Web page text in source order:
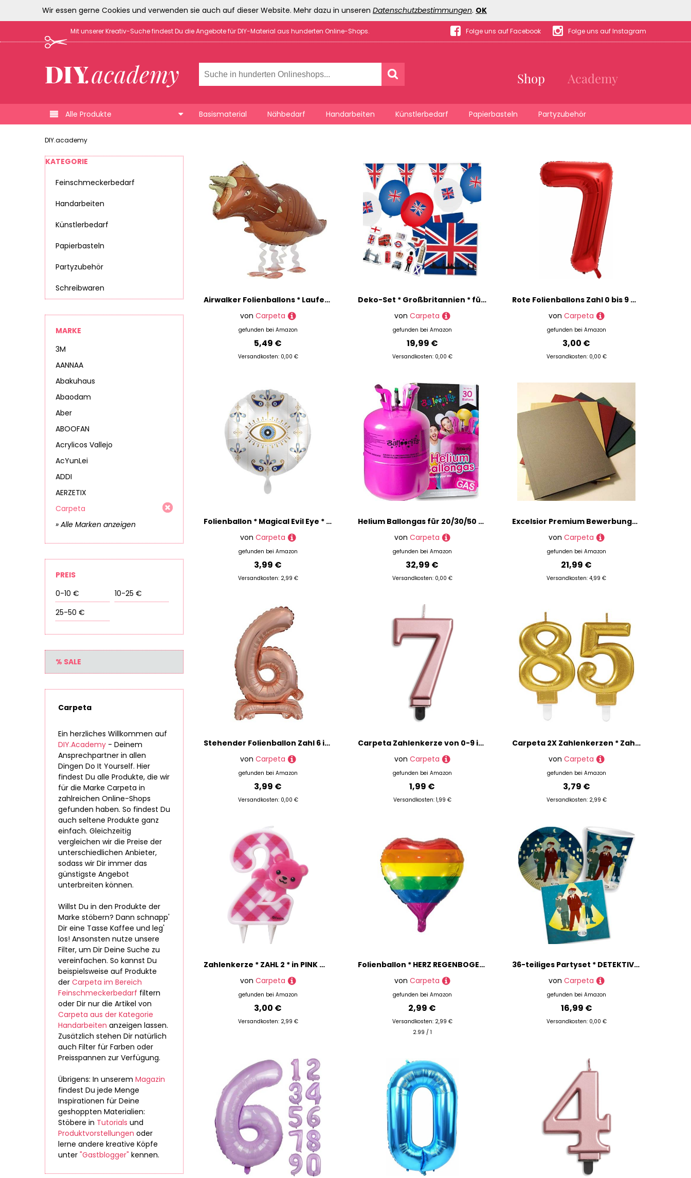
Wir essen gerne Cookies und verwenden sie auch auf dieser Website. Mehr dazu in unseren Datenschutzbestimmungen. OK
Mit unserer Kreativ-Suche findest Du die Angebote für DIY-Material aus hunderten Online-Shops. Folge uns auf Facebook Folge uns auf Instagram
Shop Academy
Alle Produkte Basismaterial Nähbedarf Handarbeiten Künstlerbedarf Papierbasteln Partyzubehör
DIY.academy
KATEGORIE
Feinschmeckerbedarf
Handarbeiten
Künstlerbedarf
Papierbasteln
Partyzubehör
Schreibwaren
MARKE
3M
AANNAA
Abakuhaus
Abaodam
Aber
ABOOFAN
Acrylicos Vallejo
AcYunLei
ADDI
AERZETIX
Carpeta
» Alle Marken anzeigen
PREIS
0-10 €
10-25 €
25-50 €
% SALE
Carpeta
Ein herzliches Willkommen auf
DIY.Academy - Deinem
Ansprechpartner in allen
Dingen Do It Yourself. Hier
findest Du alle Produkte, die wir
für die Marke Carpeta in
zahlreichen Online-Shops
gefunden haben. So findest Du
auch seltene Produkte ganz
einfach. Gleichzeitig
vergleichen wir die Preise der
unterschiedlichen Anbieter,
sodass wir Dir immer das
günstigste Angebot
unterbreiten können.
Willst Du in den Produkte der
Marke stöbern? Dann schnapp'
Dir eine Tasse Kaffee und leg'
los! Ansonsten nutze unsere
Filter, um Dir Deine Suche zu
vereinfachen. So kannst Du
beispielsweise auf Produkte
der Carpeta im Bereich
Feinschmeckerbedarf filtern
oder Dir nur die Artikel von
Carpeta aus der Kategorie
Handarbeiten anzeigen lassen.
Zusätzlich stehen Dir natürlich
auch Filter für Farben oder
Preisspannen zur Verfügung.
Übrigens: In unserem Magazin
findest Du jede Menge
Inspirationen für Deine
geshoppten Materialien:
Stöbere in Tutorials und
Produktvorstellungen oder
lerne andere kreative Köpfe
unter "Gastblogger" kennen.
Airwalker Folienballons * Laufende Tiere * als Deko für Geburtstag und Party | 34-115cm groß | Walking Animals Kinder Kindergeburtstag Partydeko Luftballons Ballons, Edition: Triceratops
von Carpeta
gefunden bei Amazon
5,49 €
Versandkosten: 0,00 €
Deko-Set * Großbritannien * für Länderparty, Mottoparty und Event | 72 Teile mit Servietten + Konfetti + Wimpelkette + Luftballons | UK England Party Deko Partydeko Flagge (Großbritannien)
von Carpeta
gefunden bei Amazon
19,99 €
Versandkosten: 0,00 €
Rote Folienballons Zahl 0 bis 9 als Deko für Geburtstag und Party | 80cm groß | Kinder Zahlen Kindergeburtstag Partydeko Rot Red Liebe Folienballon Ballon Luftballon, Edition: 7. Geburtstag
von Carpeta
gefunden bei Amazon
3,00 €
Versandkosten: 0,00 €
Folienballon * Magical Evil Eye * als Deko oder Geschenk als Glückbringer | 43cm, für Helium und Luft | Ballon Luftballon
von Carpeta
gefunden bei Amazon
3,99 €
Versandkosten: 2,99 €
Helium Ballongas für 20/30/50 Ballons | Heliumflasche Set mit Knickventil für Luftballons + Folienballons | Geburtstag Party Hochzeit Flasche, Größe: Ballongas für 30 Ballons
von Carpeta
gefunden bei Amazon
32,99 €
Versandkosten: 0,00 €
Excelsior Premium Bewerbungsmappe - Goldgelb - aus meisterlicher Buchbinderhand. Mit Prägung "Bewerbung" // ECHTE PREMIUM QUALITÄT! Handgefertigt vom Meister-Buchbinder in Deutschland // Luxus Mappe Bewerben Bewerbung Präsentation Präsentationsmappe Gold Gelb
von Carpeta
gefunden bei Amazon
21,99 €
Versandkosten: 4,99 €
Stehender Folienballon Zahl 6 in Rosegold als Deko für Geburtstag, Party und Jubiläum | Höhe: 38cm mit Basis | kein Ballongas notwendig | Rose Gold Zahlen Ballon Dekoration Folienballons
von Carpeta
gefunden bei Amazon
3,99 €
Versandkosten: 0,00 €
Carpeta Zahlenkerze von 0-9 in Rosegold mit Steckfuß | ca. 10cm x 5,5cm groß | Rose Gold Deko Geburtstag Geburtstagskerze Zahlen Kerze, Farbe: Rosegold, Größe: Zahl 7
von Carpeta
gefunden bei Amazon
1,99 €
Versandkosten: 1,99 €
Carpeta 2X Zahlenkerzen * Zahl 85 * in Gold | 11cm x 9cm groß | Deko Goldene Hochzeit Jubiläum Geburtstagskerze Kerze Geburtstag
von Carpeta
gefunden bei Amazon
3,79 €
Versandkosten: 2,99 €
Zahlenkerze * ZAHL 2 * in PINK mit Steckfuß | ca. 12cm x 7cm groß | Rosa Mädchen Baby Deko 2. Geburtstag Geburtstagskerze Kerze Bärchen
von Carpeta
gefunden bei Amazon
3,00 €
Versandkosten: 2,99 €
Folienballon * HERZ REGENBOGEN * als Deko für Geburtstag und Party | 46cm groß | Kinder Kindergeburtstag Partydeko Luftballons Ballons
von Carpeta
gefunden bei Amazon
2,99 €
Versandkosten: 2,99 €
2.99 / 1
36-teiliges Partyset * DETEKTIV * mit Teller + Becher + Servietten + XXL-Konfetti // von DH-Konzept // Kindergeburtstag Kinder Feier Set Fete Partygeschirr Deko Fest Kinder Geburtstag Party Mottoparty Motto Deko Sherlock Holmes
von Carpeta
gefunden bei Amazon
16,99 €
Versandkosten: 0,00 €